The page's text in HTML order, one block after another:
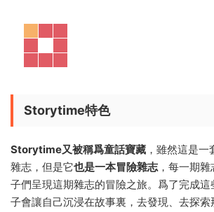
Storytime特色
Storytime又被稱爲童話寶藏 ，雖然這是
雜志，但是它也是一本冒險雜志，每一期
子們呈現這期雜志的冒險之旅。爲了完成
子會讓自己沉浸在故事裏，去發現、去探索